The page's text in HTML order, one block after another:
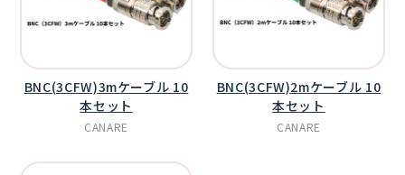
BNC(3CFW)3mケーブル 10
本セット
CANARE
BNC(3CFW)2mケーブル 10
本セット
CANARE